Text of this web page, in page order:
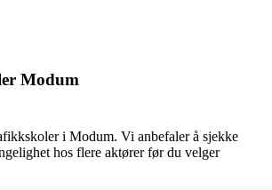
Modum
i Modum. Vi anbefaler å sjekke
hos flere aktører før du velger